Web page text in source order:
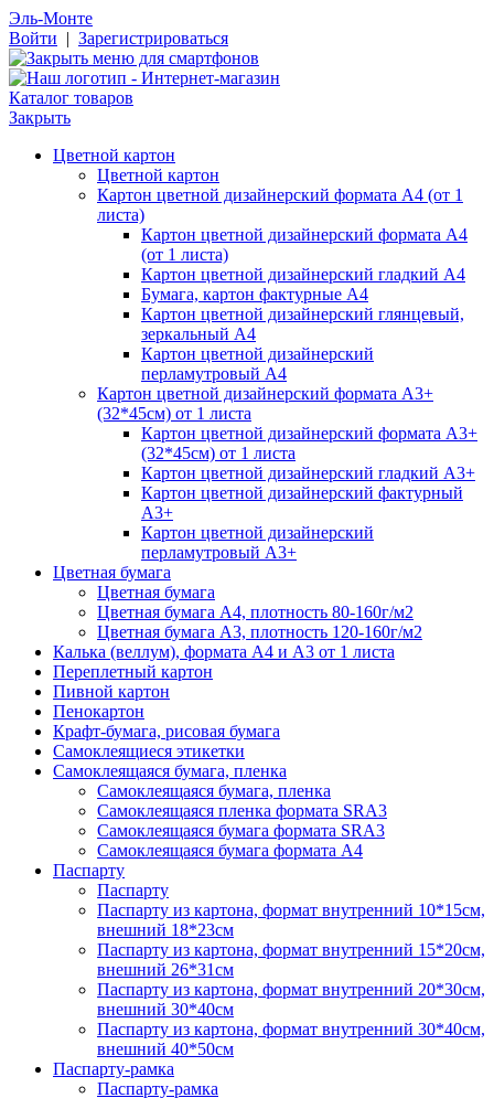
Эль-Монте
Войти | Зарегистрироваться
Каталог товаров
Закрыть
Цветной картон
Цветной картон
Картон цветной дизайнерский формата А4 (от 1
листа)
Картон цветной дизайнерский формата А4
(от 1 листа)
Картон цветной дизайнерский гладкий А4
Бумага, картон фактурные А4
Картон цветной дизайнерский глянцевый,
зеркальный А4
Картон цветной дизайнерский
перламутровый А4
Картон цветной дизайнерский формата А3+
(32*45см) от 1 листа
Картон цветной дизайнерский формата А3+
(32*45см) от 1 листа
Картон цветной дизайнерский гладкий А3+
Картон цветной дизайнерский фактурный
А3+
Картон цветной дизайнерский
перламутровый А3+
Цветная бумага
Цветная бумага
Цветная бумага А4, плотность 80-160г/м2
Цветная бумага А3, плотность 120-160г/м2
Калька (веллум), формата А4 и А3 от 1 листа
Переплетный картон
Пивной картон
Пенокартон
Крафт-бумага, рисовая бумага
Самоклеящиеся этикетки
Самоклеящаяся бумага, пленка
Самоклеящаяся бумага, пленка
Самоклеящаяся пленка формата SRА3
Самоклеящаяся бумага формата SRА3
Самоклеящаяся бумага формата А4
Паспарту
Паспарту
Паспарту из картона, формат внутренний 10*15см,
внешний 18*23см
Паспарту из картона, формат внутренний 15*20см,
внешний 26*31см
Паспарту из картона, формат внутренний 20*30см,
внешний 30*40см
Паспарту из картона, формат внутренний 30*40см,
внешний 40*50см
Паспарту-рамка
Паспарту-рамка